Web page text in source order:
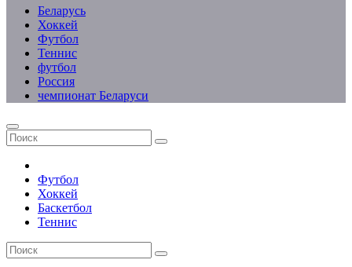
Беларусь
Хоккей
Футбол
Теннис
футбол
Россия
чемпионат Беларуси
Футбол
Хоккей
Баскетбол
Теннис